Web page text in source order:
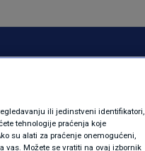
ili jedinstveni identifikatori,
tehnologije praćenja koje
su alati za praćenje onemogućeni,
vas. Možete se vratiti na ovaj izbornik